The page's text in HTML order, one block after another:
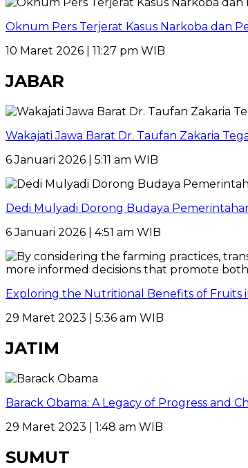
Oknum Pers Terjerat Kasus Narkoba dan
10 Maret 2026 | 11:27 pm WIB
JABAR
Wakajati Jawa Barat Dr. Taufan Zakaria
6 Januari 2026 | 5:11 am WIB
Dedi Mulyadi Dorong Budaya
6 Januari 2026 | 4:51 am WIB
Exploring the Nutritional Benefits of Fruits
29 Maret 2023 | 5:36 am WIB
JATIM
Barack Obama: A Legacy of Progress and
29 Maret 2023 | 1:48 am WIB
SUMUT